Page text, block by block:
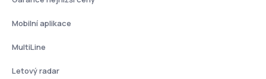
Mobilní aplikace
MultiLine
Letový radar